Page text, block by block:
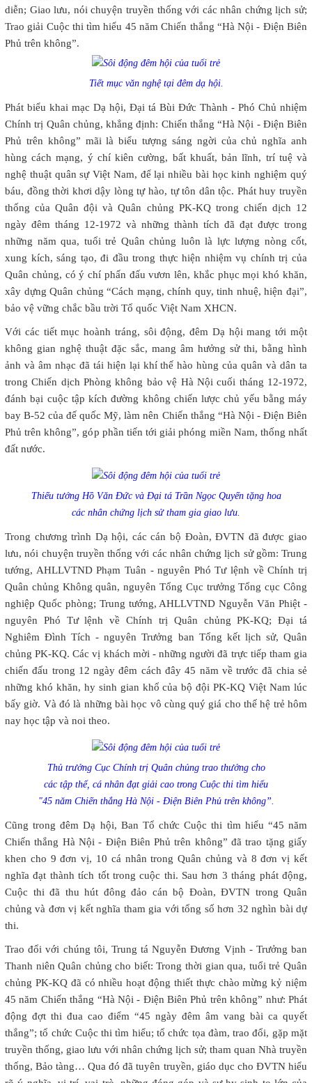
diễn; Giao lưu, nói chuyện truyền thống với các nhân chứng lịch sử;
Trao giải Cuộc thi tìm hiểu 45 năm Chiến thắng “Hà Nội - Điện Biên
Phủ trên không”.
Tiết mục văn nghệ tại đêm dạ hội.
Phát biểu khai mạc Dạ hội, Đại tá Bùi Đức Thành - Phó Chủ nhiệm
Chính trị Quân chủng, khẳng định: Chiến thắng “Hà Nội - Điện Biên
Phủ trên không” mãi là biểu tượng sáng ngời của chủ nghĩa anh
hùng cách mạng, ý chí kiên cường, bất khuất, bản lĩnh, trí tuệ và
nghệ thuật quân sự Việt Nam, để lại nhiều bài học kinh nghiệm quý
báu, đồng thời khơi dậy lòng tự hào, tự tôn dân tộc. Phát huy truyền
thống của Quân đội và Quân chủng PK-KQ trong chiến dịch 12
ngày đêm tháng 12-1972 và những thành tích đã đạt được trong
những năm qua, tuổi trẻ Quân chủng luôn là lực lượng nòng cốt,
xung kích, sáng tạo, đi đầu trong thực hiện nhiệm vụ chính trị của
Quân chủng, có ý chí phấn đấu vươn lên, khắc phục mọi khó khăn,
xây dựng Quân chủng “Cách mạng, chính quy, tinh nhuệ, hiện đại”,
bảo vệ vững chắc bầu trời Tổ quốc Việt Nam XHCN.
Với các tiết mục hoành tráng, sôi động, đêm Dạ hội mang tới một
không gian nghệ thuật đặc sắc, mang âm hưởng sử thi, bằng hình
ảnh và âm nhạc đã tái hiện lại khí thế hào hùng của quân và dân ta
trong Chiến dịch Phòng không bảo vệ Hà Nội cuối tháng 12-1972,
đánh bại cuộc tập kích đường không chiến lược chủ yếu bằng máy
bay B-52 của đế quốc Mỹ, làm nên Chiến thắng “Hà Nội - Điện Biên
Phủ trên không”, góp phần tiến tới giải phóng miền Nam, thống nhất
đất nước.
Thiếu tướng Hồ Văn Đức và Đại tá Trần Ngọc Quyến tặng hoa
các nhân chứng lịch sử tham gia giao lưu.
Trong chương trình Dạ hội, các cán bộ Đoàn, ĐVTN đã được giao
lưu, nói chuyện truyền thống với các nhân chứng lịch sử gồm: Trung
tướng, AHLLVTND Phạm Tuân - nguyên Phó Tư lệnh về Chính trị
Quân chủng Không quân, nguyên Tổng Cục trưởng Tổng cục Công
nghiệp Quốc phòng; Trung tướng, AHLLVTND Nguyễn Văn Phiệt -
nguyên Phó Tư lệnh về Chính trị Quân chủng PK-KQ; Đại tá
Nghiêm Đình Tích - nguyên Trưởng ban Tổng kết lịch sử, Quân
chủng PK-KQ. Các vị khách mời - những người đã trực tiếp tham gia
chiến đấu trong 12 ngày đêm cách đây 45 năm về trước đã chia sẻ
những khó khăn, hy sinh gian khổ của bộ đội PK-KQ Việt Nam lúc
bấy giờ. Và đó là những bài học vô cùng quý giá cho thế hệ trẻ hôm
nay học tập và noi theo.
Thủ trưởng Cục Chính trị Quân chủng trao thưởng cho
các tập thể, cá nhân đạt giải cao trong Cuộc thi tìm hiểu
"45 năm Chiến thắng Hà Nội - Điện Biên Phủ trên không”.
Cũng trong đêm Dạ hội, Ban Tổ chức Cuộc thi tìm hiểu “45 năm
Chiến thắng Hà Nội - Điện Biên Phủ trên không” đã trao tặng giấy
khen cho 9 đơn vị, 10 cá nhân trong Quân chủng và 8 đơn vị kết
nghĩa đạt thành tích tốt trong cuộc thi. Sau hơn 3 tháng phát động,
Cuộc thi đã thu hút đông đảo cán bộ Đoàn, ĐVTN trong Quân
chủng và đơn vị kết nghĩa tham gia với tổng số hơn 32 nghìn bài dự
thi.
Trao đổi với chúng tôi, Trung tá Nguyễn Đương Vịnh - Trưởng ban
Thanh niên Quân chủng cho biết: Trong thời gian qua, tuổi trẻ Quân
chủng PK-KQ đã có nhiều hoạt động thiết thực chào mừng kỷ niệm
45 năm Chiến thắng “Hà Nội - Điện Biên Phủ trên không” như: Phát
động đợt thi đua cao điểm “45 ngày đêm âm vang bài ca quyết
thắng”; tổ chức Cuộc thi tìm hiểu; tổ chức tọa đàm, trao đổi, gặp mặt
truyền thống, giao lưu với nhân chứng lịch sử; tham quan Nhà truyền
thống, Bảo tàng… Qua đó đã tuyên truyền, giáo dục cho ĐVTN hiểu